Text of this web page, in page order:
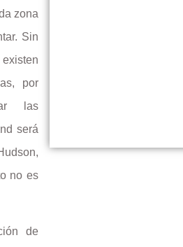
zona
Sin
por
las
será
no es
de